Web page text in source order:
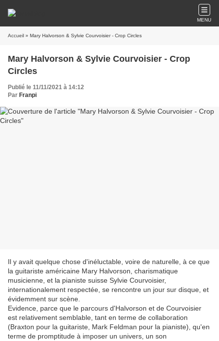
MENU
Accueil » Mary Halvorson & Sylvie Courvoisier - Crop Circles
Mary Halvorson & Sylvie Courvoisier - Crop
Circles
Publié le 11/11/2021 à 14:12
Par Franpi
Il y avait quelque chose d'inéluctable, voire de naturelle, à ce que
la guitariste américaine Mary Halvorson, charismatique
musicienne, et la pianiste suisse Sylvie Courvoisier,
internationalement respectée, se rencontre un jour sur disque, et
évidemment sur scène.
Evidence, parce que le parcours d'Halvorson et de Courvoisier
est relativement semblable, tant en terme de collaboration
(Braxton pour la guitariste, Mark Feldman pour la pianiste), qu'en
terme de promptitude à imposer un univers, un son